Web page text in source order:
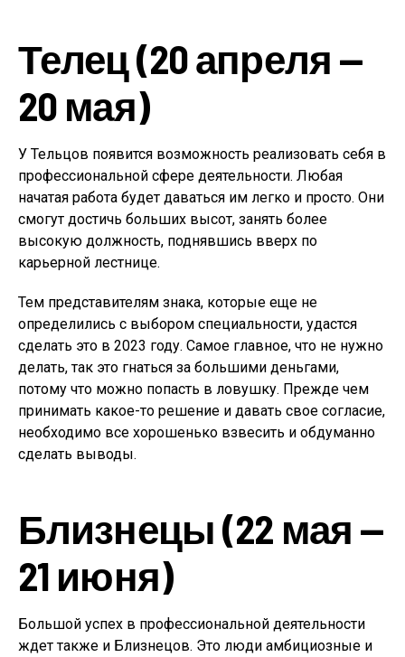
Телец (20 апреля —
20 мая)
У Тельцов появится возможность реализовать себя в
профессиональной сфере деятельности. Любая
начатая работа будет даваться им легко и просто. Они
смогут достичь больших высот, занять более
высокую должность, поднявшись вверх по
карьерной лестнице.
Тем представителям знака, которые еще не
определились с выбором специальности, удастся
сделать это в 2023 году. Самое главное, что не нужно
делать, так это гнаться за большими деньгами,
потому что можно попасть в ловушку. Прежде чем
принимать какое-то решение и давать свое согласие,
необходимо все хорошенько взвесить и обдуманно
сделать выводы.
Близнецы (22 мая —
21 июня)
Большой успех в профессиональной деятельности
ждет также и Близнецов. Это люди амбициозные и